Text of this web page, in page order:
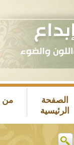
الصفحة
الرئيسية
من